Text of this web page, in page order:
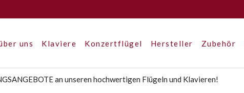
uns Klaviere Konzertflügel Hersteller Zubehör
an unseren hochwertigen Flügeln und Klavieren!